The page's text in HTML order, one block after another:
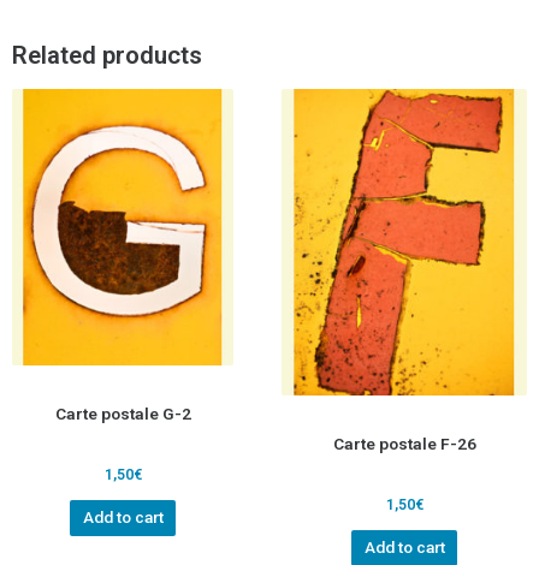
Related products
Carte postale G-2
1,50€
Add to cart
Carte postale F-26
1,50€
Add to cart